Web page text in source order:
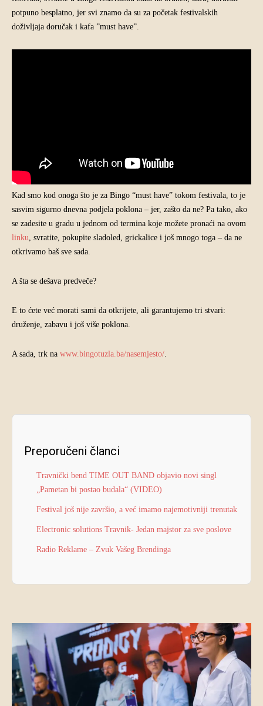
potpuno besplatno, jer svi znamo da su za početak festivalskih
doživljaja doručak i kafa ”must have”.
Kad smo kod onoga što je za Bingo “must have” tokom festivala, to je
sasvim sigurno dnevna podjela poklona – jer, zašto da ne? Pa tako, ako
se zadesite u gradu u jednom od termina koje možete pronaći na ovom
linku, svratite, pokupite sladoled, grickalice i još mnogo toga – da ne
otkrivamo baš sve sada.
A šta se dešava predveče?
E to ćete već morati sami da otkrijete, ali garantujemo tri stvari:
druženje, zabavu i još više poklona.
A sada, trk na www.bingotuzla.ba/nasemjesto/.
Preporučeni članci
Travnički bend TIME OUT BAND objavio novi singl
„Pametan bi postao budala“ (VIDEO)
Festival još nije završio, a već imamo najemotivniji trenutak
Electronic solutions Travnik- Jedan majstor za sve poslove
Radio Reklame – Zvuk Vašeg Brendinga